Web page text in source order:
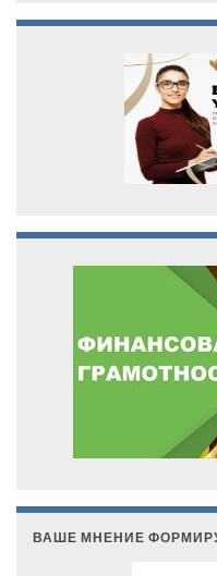
ВАШЕ МНЕНИЕ